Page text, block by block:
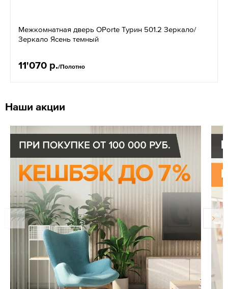
Межкомнатная дверь OPorte Турин 501.2 Зеркало/
Зеркало Ясень темный
11'070 р./Полотно
Наши акции